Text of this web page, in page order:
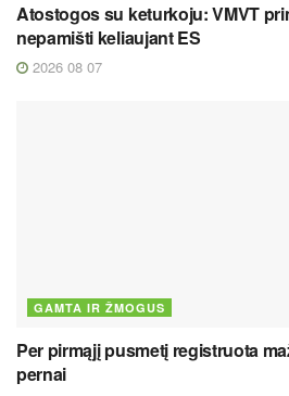
Atostogos su keturkoju: VMVT
nepamišti keliaujant ES
2026 08 07
GAMTA IR ŽMOGUS
Per pirmąjį pusmetį registruota
pernai